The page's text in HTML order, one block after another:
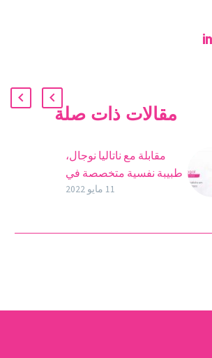
مقالات ذات صلة
مقابلة مع ناتاليا نوجال،
طبيبة نفسية متخصصة في
الخصوبة
ناتاليا إلى عائلة
11 مايو 2022